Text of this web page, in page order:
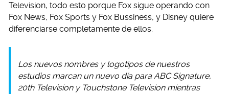
Television, todo esto porque Fox sigue operando con
Fox News, Fox Sports y Fox Bussiness, y Disney quiere
diferenciarse completamente de ellos.
Los nuevos nombres y logotipos de nuestros
estudios marcan un nuevo día para ABC Signature,
20th Television y Touchstone Television mientras